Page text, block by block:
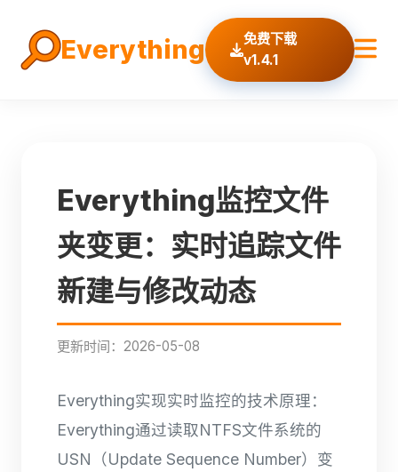
Everything
免费下载
v1.4.1
Everything监控文件
夹变更：实时追踪文件
新建与修改动态
更新时间：2026-05-08
Everything实现实时监控的技术原理：
Everything通过读取NTFS文件系统的
USN（Update Sequence Number）变